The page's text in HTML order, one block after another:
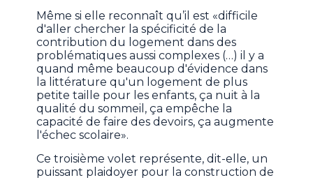
Même si elle reconnaît qu’il est «difficile
d'aller chercher la spécificité de la
contribution du logement dans des
problématiques aussi complexes (…) il y a
quand même beaucoup d'évidence dans
la littérature qu'un logement de plus
petite taille pour les enfants, ça nuit à la
qualité du sommeil, ça empêche la
capacité de faire des devoirs, ça augmente
l'échec scolaire».
Ce troisième volet représente, dit-elle, un
puissant plaidoyer pour la construction de